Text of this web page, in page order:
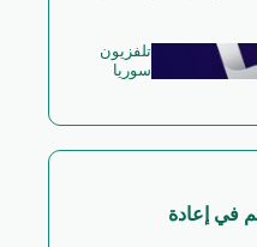
تلفزيون
سوريا
في إعادة